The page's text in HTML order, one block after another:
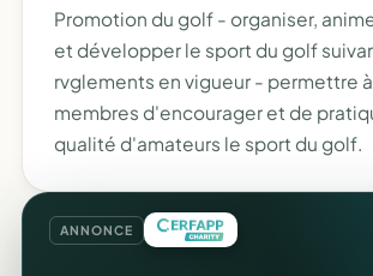
Promotion du golf - organiser,
et développer le sport du golf
rvglements en vigueur - permettre
membres d'encourager et de
qualité d'amateurs le sport du golf.
ANNONCE